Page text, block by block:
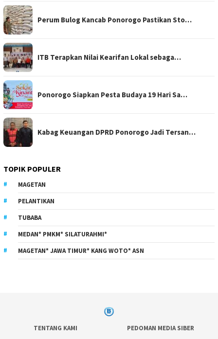
Perum Bulog Kancab Ponorogo Pastikan Sto…
ITB Terapkan Nilai Kearifan Lokal sebaga…
Ponorogo Siapkan Pesta Budaya 19 Hari Sa…
Kabag Keuangan DPRD Ponorogo Jadi Tersan…
TOPIK POPULER
MAGETAN
PELANTIKAN
TUBABA
MEDAN* PMKM* SILATURAHMI*
MAGETAN* JAWA TIMUR* KANG WOTO* ASN
TENTANG KAMI
PEDOMAN MEDIA SIBER